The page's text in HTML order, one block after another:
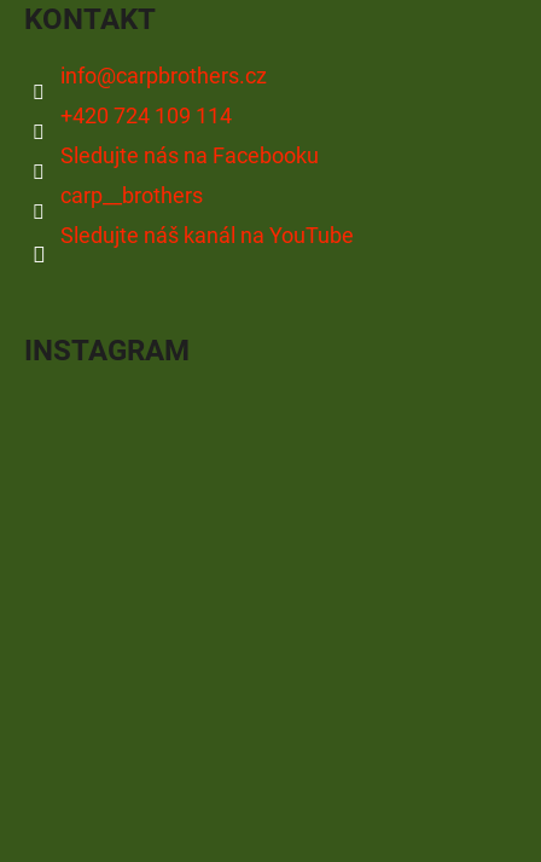
KONTAKT
info@carpbrothers.cz
+420 724 109 114
Sledujte nás na Facebooku
carp__brothers
Sledujte náš kanál na YouTube
INSTAGRAM